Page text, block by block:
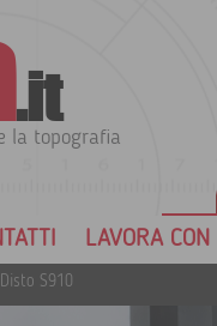
.it
la topografia
LAVORA CON
S910